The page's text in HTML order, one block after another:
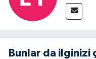
Bunlar da ilginizi